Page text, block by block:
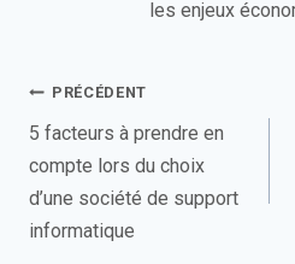
les enjeux
Navigation
de
l’article
PRÉCÉDENT
5 facteurs à prendre en
compte lors du choix
d’une société de support
informatique